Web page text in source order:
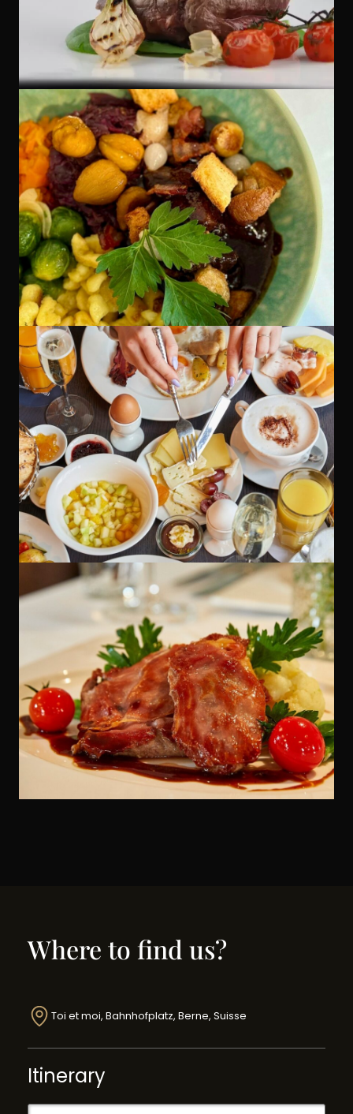
Where to find us?
Toi et moi, Bahnhofplatz, Berne, Suisse
Itinerary